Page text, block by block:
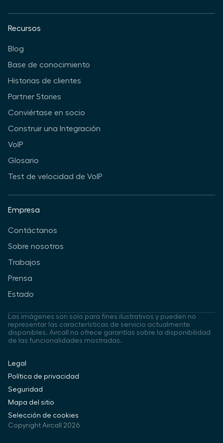
Recursos
Blog
Base de conocimiento
Historias de clientes
Partner Stories
Conviértase en socio
Construir una Integración
VoIP
Glosario
Test de velocidad de VoIP
Empresa
Contáctanos
Sobre nosotros
Trabajos
Prensa
Estado
Las imágenes son solo para fines ilustrativos y pueden no
representar las características de servicio actualmente
disponibles. Aircall no ofrece garantías sobre la disponibilidad
de las funcionalidades mostradas.
Copyright Aircall 2026
Legal
Política de privacidad
Seguridad
Mapa del sitio
Selección de cookies